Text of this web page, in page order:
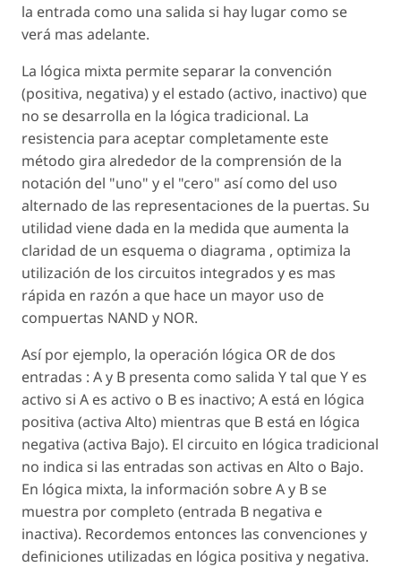
la entrada como una salida si hay lugar como se
verá mas adelante.
La lógica mixta permite separar la convención
(positiva, negativa) y el estado (activo, inactivo) que
no se desarrolla en la lógica tradicional. La
resistencia para aceptar completamente este
método gira alrededor de la comprensión de la
notación del "uno" y el "cero" así como del uso
alternado de las representaciones de la puertas. Su
utilidad viene dada en la medida que aumenta la
claridad de un esquema o diagrama , optimiza la
utilización de los circuitos integrados y es mas
rápida en razón a que hace un mayor uso de
compuertas NAND y NOR.
Así por ejemplo, la operación lógica OR de dos
entradas : A y B presenta como salida Y tal que Y es
activo si A es activo o B es inactivo; A está en lógica
positiva (activa Alto) mientras que B está en lógica
negativa (activa Bajo). El circuito en lógica tradicional
no indica si las entradas son activas en Alto o Bajo.
En lógica mixta, la información sobre A y B se
muestra por completo (entrada B negativa e
inactiva). Recordemos entonces las convenciones y
definiciones utilizadas en lógica positiva y negativa.